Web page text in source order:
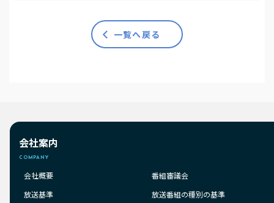
一覧へ戻る
会社案内
COMPANY
会社概要
放送基準
番組審議会
放送番組の種別の基準